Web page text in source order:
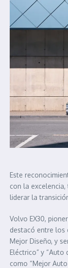
Este
con la
liderar la
Volvo EX30,
destacó entre los
Mejor Diseño, y
Eléctrico” y
como “Mejor Auto